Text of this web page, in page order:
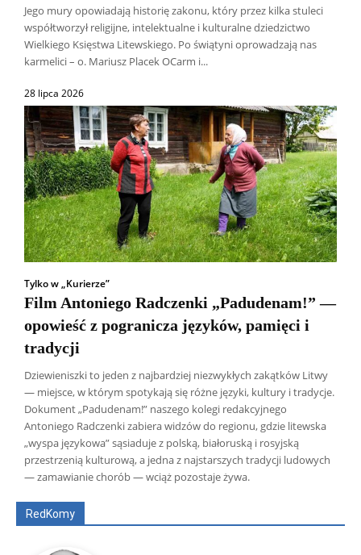
Jego mury opowiadają historię zakonu, który przez kilka stuleci
współtworzył religijne, intelektualne i kulturalne dziedzictwo
Wielkiego Księstwa Litewskiego. Po świątyni oprowadzają nas
karmelici – o. Mariusz Placek OCarm i...
28 lipca 2026
Tylko w „Kurierze”
Film Antoniego Radczenki „Padudenam!” —
opowieść z pogranicza języków, pamięci i
tradycji
Dziewieniszki to jeden z najbardziej niezwykłych zakątków Litwy
— miejsce, w którym spotykają się różne języki, kultury i tradycje.
Dokument „Padudenam!” naszego kolegi redakcyjnego
Antoniego Radczenki zabiera widzów do regionu, gdzie litewska
„wyspa językowa” sąsiaduje z polską, białoruską i rosyjską
przestrzenią kulturową, a jedna z najstarszych tradycji ludowych
— zamawianie chorób — wciąż pozostaje żywa.
RedKomy
Wszyscy Aleksander Borowik
Antoni Radczenko
Artur Płokszto
Grzegorz Górny
ks. Jarosław Wąsowicz SDB